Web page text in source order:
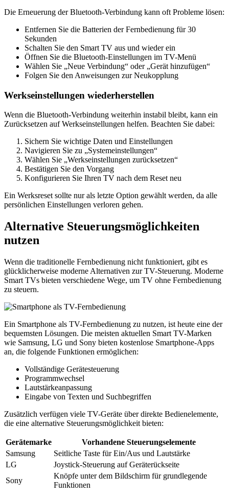
Die Erneuerung der Bluetooth-Verbindung kann oft Probleme lösen:
Entfernen Sie die Batterien der Fernbedienung für 30
Sekunden
Schalten Sie den Smart TV aus und wieder ein
Öffnen Sie die Bluetooth-Einstellungen im TV-Menü
Wählen Sie „Neue Verbindung“ oder „Gerät hinzufügen“
Folgen Sie den Anweisungen zur Neukopplung
Werkseinstellungen wiederherstellen
Wenn die Bluetooth-Verbindung weiterhin instabil bleibt, kann ein
Zurücksetzen auf Werkseinstellungen helfen. Beachten Sie dabei:
Sichern Sie wichtige Daten und Einstellungen
Navigieren Sie zu „Systemeinstellungen“
Wählen Sie „Werkseinstellungen zurücksetzen“
Bestätigen Sie den Vorgang
Konfigurieren Sie Ihren TV nach dem Reset neu
Ein Werksreset sollte nur als letzte Option gewählt werden, da alle
persönlichen Einstellungen verloren gehen.
Alternative Steuerungsmöglichkeiten
nutzen
Wenn die traditionelle Fernbedienung nicht funktioniert, gibt es
glücklicherweise moderne Alternativen zur TV-Steuerung. Moderne
Smart TVs bieten verschiedene Wege, um TV ohne Fernbedienung
zu steuern.
Ein Smartphone als TV-Fernbedienung zu nutzen, ist heute eine der
bequemsten Lösungen. Die meisten aktuellen Smart TV-Marken
wie Samsung, LG und Sony bieten kostenlose Smartphone-Apps
an, die folgende Funktionen ermöglichen:
Vollständige Gerätesteuerung
Programmwechsel
Lautstärkeanpassung
Eingabe von Texten und Suchbegriffen
Zusätzlich verfügen viele TV-Geräte über direkte Bedienelemente,
die eine alternative Steuerungsmöglichkeit bieten:
Gerätemarke
Vorhandene Steuerungselemente
Samsung
Seitliche Taste für Ein/Aus und Lautstärke
LG
Joystick-Steuerung auf Geräterückseite
Sony
Knöpfe unter dem Bildschirm für grundlegende
Funktionen